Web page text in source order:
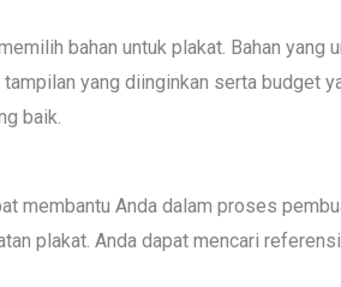
bahan untuk plakat. Bahan yang
yang diinginkan serta budget
baik.
membantu Anda dalam proses
plakat. Anda dapat mencari